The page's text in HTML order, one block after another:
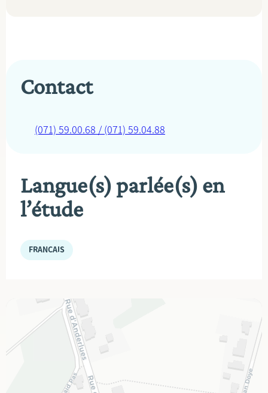
Contact
(071) 59.00.68 / (071) 59.04.88
Langue(s) parlée(s) en
l’étude
FRANÇAIS